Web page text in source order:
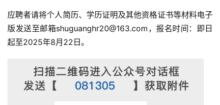
应聘者请将个人简历、学历证明及其他资格证书等材料电子
版发送至邮箱shuguanghr20@163.com，报名时间：即日
起至2025年8月22日。